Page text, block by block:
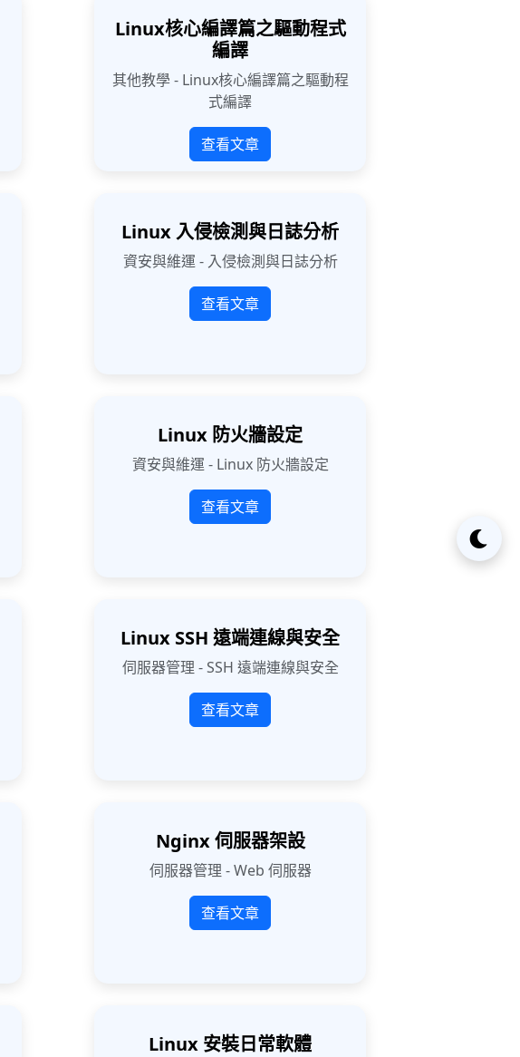
Linux核心編譯篇之驅動程式
編譯
其他教學 - Linux核心編譯篇之驅動程
式編譯
查看文章
Linux 入侵檢測與日誌分析
資安與維運 - 入侵檢測與日誌分析
查看文章
Linux 防火牆設定
資安與維運 - Linux 防火牆設定
查看文章
Linux SSH 遠端連線與安全
伺服器管理 - SSH 遠端連線與安全
查看文章
Nginx 伺服器架設
伺服器管理 - Web 伺服器
查看文章
Linux 安裝日常軟體